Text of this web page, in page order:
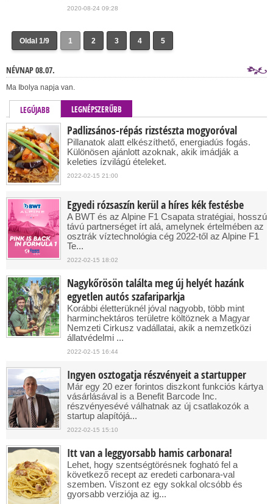
2020-08-24 09:28
Oldal 1/9 1 2 3 4 5
NÉVNAP 08.07.
Ma Ibolya napja van.
LEGÚJABB LEGNÉPSZERŰBB
Padlizsános-répás rizstészta mogyoróval
Pillanatok alatt elkészíthető, energiadús fogás.
Különösen ajánlott azoknak, akik imádják a
keleties ízvilágú ételeket.
2022-02-15 21:00
Egyedi rózsaszín kerül a híres kék festésbe
A BWT és az Alpine F1 Csapata stratégiai, hosszú
távú partnerséget írt alá, amelynek értelmében az
osztrák víztechnológia cég 2022-től az Alpine F1
Te...
2022-02-15 18:02
Nagykőrösön találta meg új helyét hazánk
egyetlen autós szafariparkja
Korábbi életterüknél jóval nagyobb, több mint
harminchektáros területre költöznek a Magyar
Nemzeti Cirkusz vadállatai, akik a nemzetközi
állatvédelmi ...
2022-02-15 16:44
Ingyen osztogatja részvényeit a startupper
Már egy 20 ezer forintos diszkont funkciós kártya
vásárlásával is a Benefit Barcode Inc.
részvényesévé válhatnak az új csatlakozók a
startup alapítójá...
2022-02-15 15:10
Itt van a leggyorsabb hamis carbonara!
Lehet, hogy szentségtörésnek fogható fel a
következő recept az eredeti carbonara-val
szemben. Viszont ez egy sokkal olcsóbb és
gyorsabb verziója az ig...